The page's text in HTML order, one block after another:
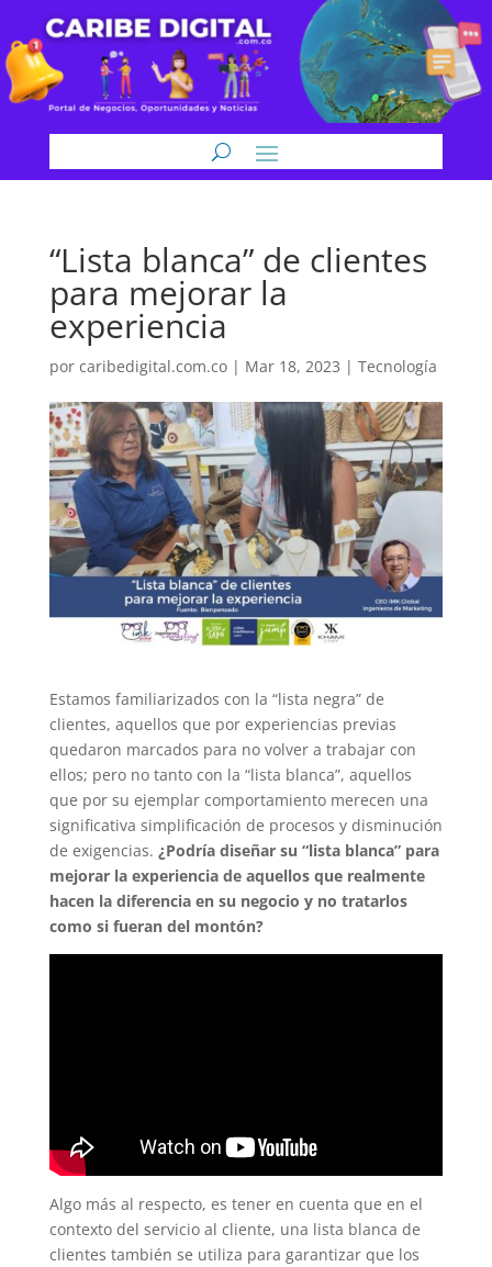
“Lista blanca” de clientes
para mejorar la
experiencia
por caribedigital.com.co| Mar 18, 2023 | Tecnología
Estamos familiarizados con la “lista negra” de
clientes, aquellos que por experiencias previas
quedaron marcados para no volver a trabajar con
ellos; pero no tanto con la “lista blanca”, aquellos
que por su ejemplar comportamiento merecen una
significativa simplificación de procesos y disminución
de exigencias. ¿Podría diseñar su “lista blanca” para
mejorar la experiencia de aquellos que realmente
hacen la diferencia en su negocio y no tratarlos
como si fueran del montón?
Algo más al respecto, es tener en cuenta que en el
contexto del servicio al cliente, una lista blanca de
clientes también se utiliza para garantizar que los